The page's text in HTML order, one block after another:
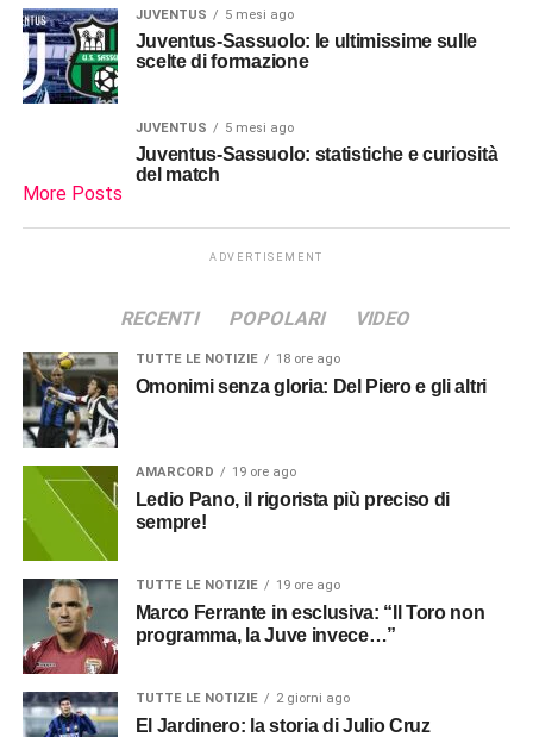
JUVENTUS 5 mesi ago
Juventus-Sassuolo: le ultimissime sulle
scelte di formazione
JUVENTUS 5 mesi ago
Juventus-Sassuolo: statistiche e curiosità
del match
More Posts
ADVERTISEMENT
RECENTI POPOLARI VIDEO
TUTTE LE NOTIZIE 18 ore ago
Omonimi senza gloria: Del Piero e gli altri
AMARCORD 19 ore ago
Ledio Pano, il rigorista più preciso di
sempre!
TUTTE LE NOTIZIE 19 ore ago
Marco Ferrante in esclusiva: “Il Toro non
programma, la Juve invece…”
TUTTE LE NOTIZIE 2 giorni ago
El Jardinero: la storia di Julio Cruz